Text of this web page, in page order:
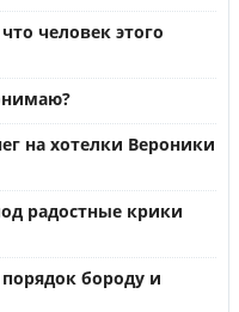
человек этого
на хотелки Вероники
радостные крики
бороду и